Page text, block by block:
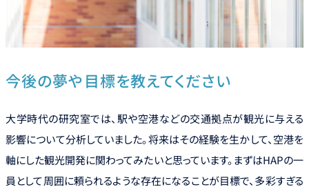
今後の夢や目標を教えてください
大学時代の研究室では、駅や空港などの交通拠点が観光に与える
影響について分析していました。将来はその経験を生かして、空港を
軸にした観光開発に関わってみたいと思っています。まずはHAPの一
員として周囲に頼られるような存在になることが目標で、多彩すぎる